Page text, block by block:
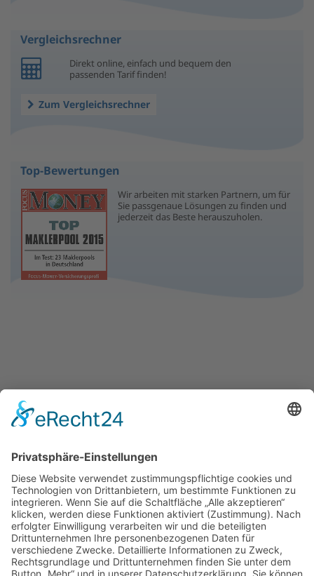
Vergleichsrechner
Direkt online, einfach und bequem den
passenden Tarif finden!
Zum Vergleichsrechner
Top-Bewertungen
Wir arbeiten mit starken Partnern, um für
Sie passgenaue Lösungen zu finden und
jederzeit das Beste herauszuholen.
Saarbrücker Versicherungsmakler SVM e.K.
Saargemünder Straße 159
66119 Saarbrücken
St. Arnual (Am Markt)
0681-5 34 34
info@svmsaar.de
0681-5 51 56